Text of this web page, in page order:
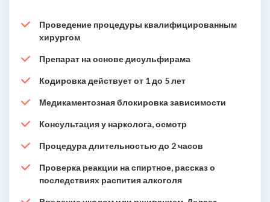
Проведение процедуры квалифицированным
хирургом
Препарат на основе дисульфирама
Кодировка действует от 1 до 5 лет
Медикаментозная блокировка зависимости
Консультация у нарколога, осмотр
Процедура длительностью до 2 часов
Проверка реакции на спиртное, рассказ о
последствиях распития алкоголя